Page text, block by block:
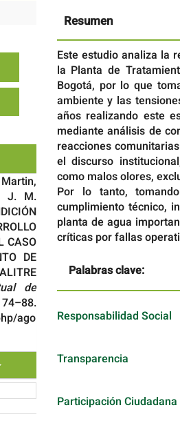
J. M.
CASO
DE
de
ago
Resumen
Este estudio analiza la
la Planta de
Bogotá, por lo que
ambiente y las
años realizando este
mediante análisis de
reacciones
el discurso
como malos olores,
Por lo tanto,
cumplimiento técnico,
planta de agua
críticas por fallas
Palabras clave:
Responsabilidad Social
Transparencia
Participación Ciudadana